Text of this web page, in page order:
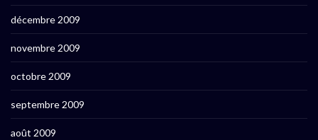
décembre 2009
novembre 2009
octobre 2009
septembre 2009
août 2009